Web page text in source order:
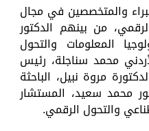
والمتخصصين في مجال
من بينهم الدكتور
المعلومات والتحول
محمد سناجلة، رئيس
مروة نبيل، الباحثة
محمد سعيد، المستشار
والتحول الرقمي.